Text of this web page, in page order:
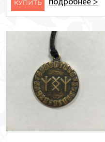
KУПИТЬ подробнее >